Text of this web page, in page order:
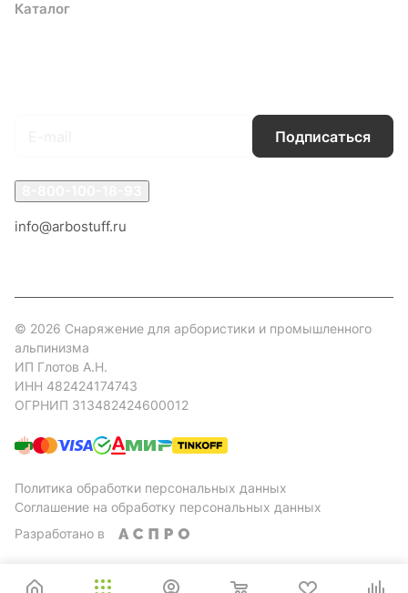
Каталог
Подписаться
info@arbostuff.ru
© 2026 Снаряжение для арбористики и промышленного
альпинизма
ИП Глотов А.Н.
ИНН 482424174743
ОГРНИП 313482424600012
Политика обработки персональных данных
Соглашение на обработку персональных данных
Разработано в